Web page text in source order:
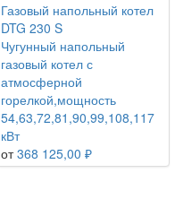
Газовый напольный котел
DTG 230 S
Чугунный напольный
газовый котел с
атмосферной
горелкой,мощность
54,63,72,81,90,99,108,117
кВт
от 368 125,00 ₽